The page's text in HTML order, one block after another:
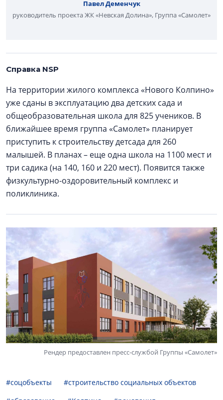
Павел Деменчук
руководитель проекта ЖК «Невская Долина», Группа «Самолет»
Справка NSP
На территории жилого комплекса «Нового Колпино»
уже сданы в эксплуатацию два детских сада и
общеобразовательная школа для 825 учеников. В
ближайшее время группа «Самолет» планирует
приступить к строительству детсада для 260
малышей. В планах – еще одна школа на 1100 мест и
три садика (на 140, 160 и 220 мест). Появится также
физкультурно-оздоровительный комплекс и
поликлиника.
Рендер предоставлен пресс-службой Группы «Самолет»
#соцобъекты
#строительство социальных объектов